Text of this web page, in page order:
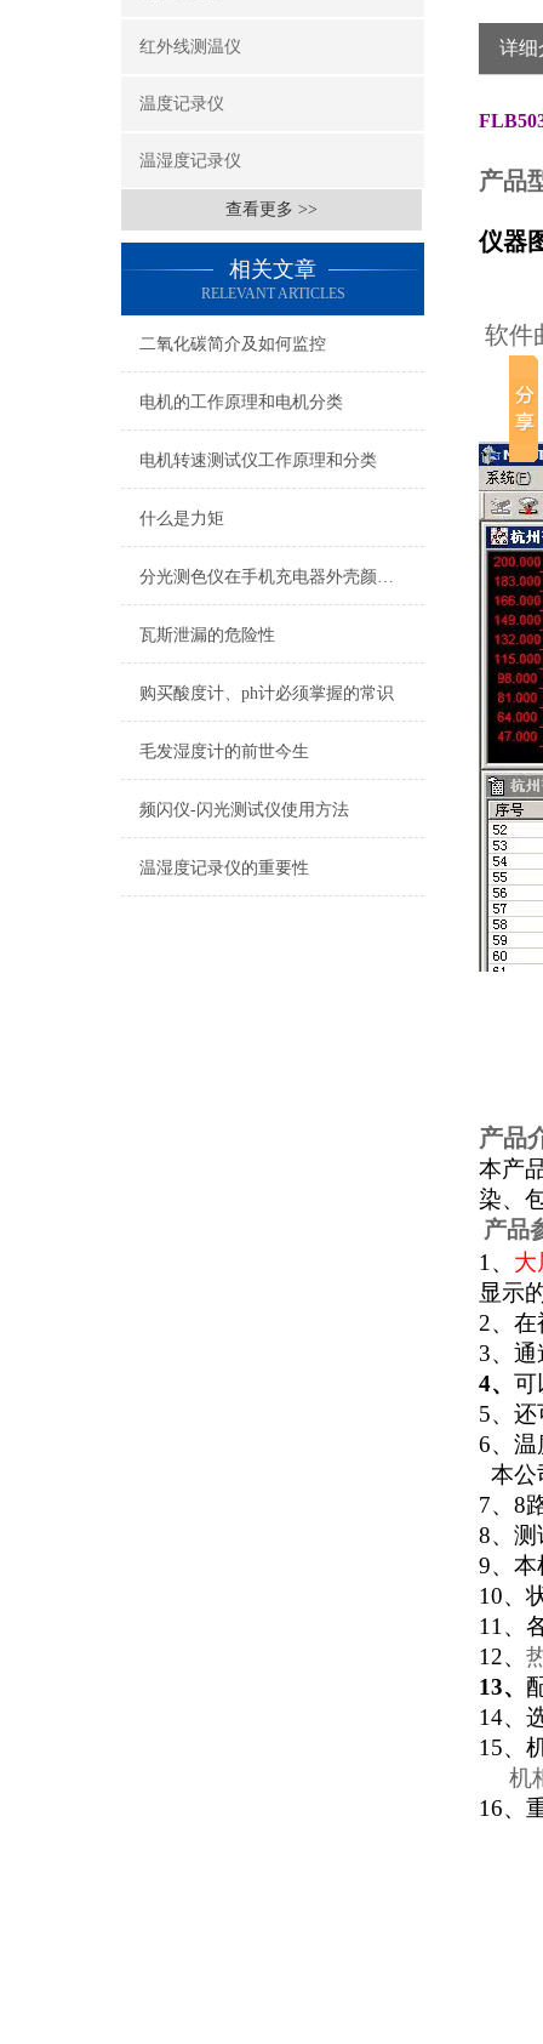
红外线测温仪
温度记录仪
温湿度记录仪
查看更多 >>
相关文章
RELEVANT ARTICLES
二氧化碳简介及如何监控
电机的工作原理和电机分类
电机转速测试仪工作原理和分类
什么是力矩
分光测色仪在手机充电器外壳颜色测量上的应用
瓦斯泄漏的危险性
购买酸度计、ph计必须掌握的常识
毛发湿度计的前世今生
频闪仪-闪光测试仪使用方法
温湿度记录仪的重要性
详细
产品
仪器
软件
产品
本产
染、
产品
1 、 大
显示
2、 在
3、 通
4、 可
5、
6、
本公
7、8
8、
9、
10、
11 、
12、
13、
14、
15、
机
16、